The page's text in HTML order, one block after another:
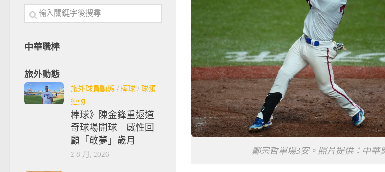
鄭宗哲單場3安。照片提供：中華
中華職棒
旅外動態
旅外球員動態 / 棒球 / 球類
運動
棒球》陳金鋒重返道
奇球場開球 感性回
顧「敢夢」歲月
2 8 月, 2026